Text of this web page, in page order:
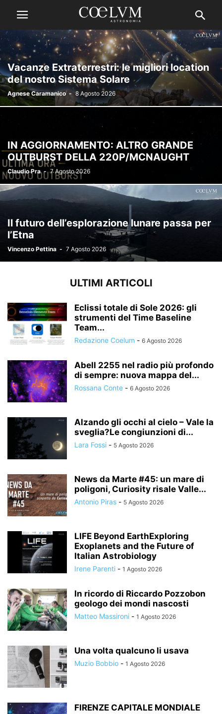
Vacanze Extraterrestri: le migliori location
del nostro Sistema Solare
Agnese Caramanico - 8 Agosto 2026
IN AGGIORNAMENTO: ALTRO GRANDE
OUTBURST DELLA 220P/MCNAUGHT
Claudio Pra - 7 Agosto 2026
Il futuro dell’esplorazione lunare passa per
l’Etna
Vincenzo Pettina - 7 Agosto 2026
ULTIMI ARTICOLI
Eclissi totale di Sole 2026: gli
strumenti del Time Baseline
Team...
Redazione Coelum - 6 Agosto 2026
Abell 2255 nel radio più profondo
di sempre: nuova mappa del...
Rossana Conte - 6 Agosto 2026
Alzando gli occhi al cielo – Vale la
sveglia?Le congiunzioni di...
Lara Fossi - 5 Agosto 2026
News da Marte #45: un mare di
poligoni, Curiosity risale Valle...
Antonio Piras - 5 Agosto 2026
LIFE Beyond EarthExploring
Exoplanets and the Future of
Italian Astrobiology
Irene Parenti - 1 Agosto 2026
In ricordo di Riccardo Pozzobon
geologo dei mondi nascosti
Matteo Massironi - 1 Agosto 2026
Una volta qualcuno li usava
Muzio Bobbio - 1 Agosto 2026
FIRENZE CAPITALE MONDIALE